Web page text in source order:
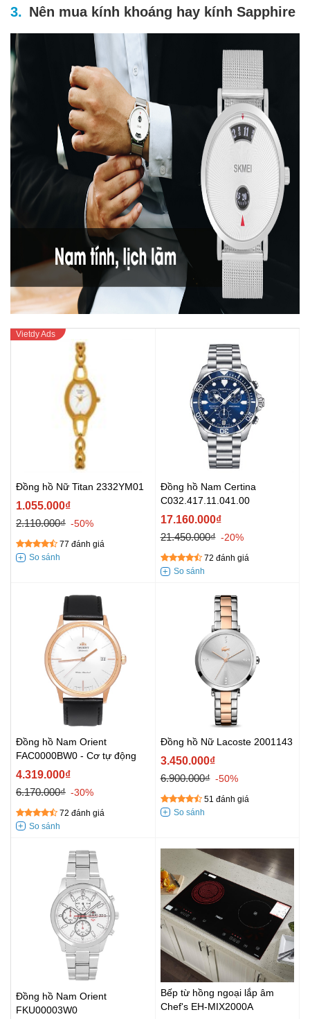
Nên mua kính khoáng hay kính Sapphire
Đồng hồ Nữ Titan 2332YM01
1.055.000₫
2.110.000₫ -50%
77 đánh giá
Đồng hồ Nam Certina
C032.417.11.041.00
17.160.000₫
21.450.000₫ -20%
72 đánh giá
Đồng hồ Nam Orient
FAC0000BW0 - Cơ tự động
4.319.000₫
6.170.000₫ -30%
72 đánh giá
Đồng hồ Nữ Lacoste 2001143
3.450.000₫
6.900.000₫ -50%
51 đánh giá
Đồng hồ Nam Orient
FKU00003W0
Bếp từ hồng ngoại lắp âm
Chef's EH-MIX2000A